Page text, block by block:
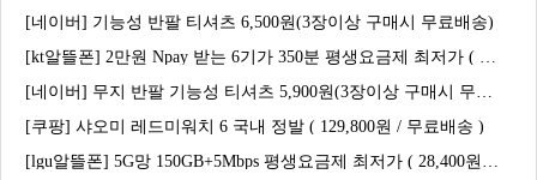
[네이버] 기능성 반팔 티셔츠 6,500원(3장이상 구매시 무료배송)
[쿠팡] 샤오미 레드미워치 6 국내 정발 ( 129,800원 / 무료배송 )